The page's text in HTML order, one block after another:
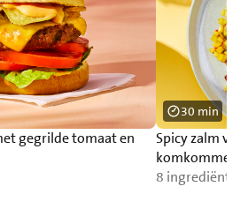
gegrilde tomaat en
Spicy zalm
8 ingrediënten
30 min